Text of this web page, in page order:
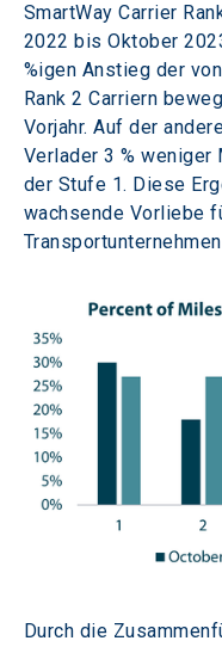
SmartWay Carrier
2022 bis Oktober
%igen Anstieg der
Rank 2 Carriern
Vorjahr. Auf der
Verlader 3 % weniger
der Stufe 1. Diese
wachsende Vorliebe
Durch die